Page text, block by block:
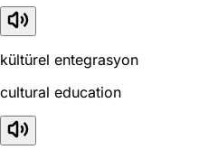
kültürel entegrasyon
cultural education